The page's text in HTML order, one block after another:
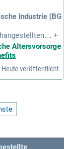
Industrie (BG
Ihre Au
Ausbildu
+
Altersvorsorge
Heute veröffentlicht